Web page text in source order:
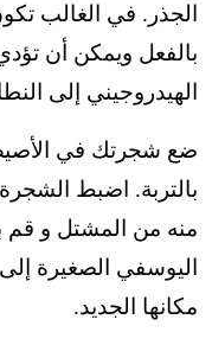
الجذر. في الغالب
بالفعل ويمكن أن
الهيدروجيني إلى
ضع شجرتك في
بالتربة. اضبط
منه من المشتل و قم
اليوسفي الصغيرة
مكانها الجديد.